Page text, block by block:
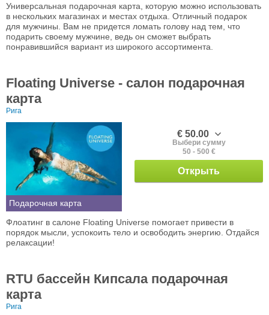
Универсальная подарочная карта, которую можно использовать
в нескольких магазинах и местах отдыха. Отличный подарок
для мужчины. Вам не придется ломать голову над тем, что
подарить своему мужчине, ведь он сможет выбрать
понравившийся вариант из широкого ассортимента.
Floating Universe - салон подарочная
карта
Рига
Подарочная карта
€ 50.00
Выбери сумму
50 - 500 €
Открыть
Флоатинг в салоне Floating Universe помогает привести в
порядок мысли, успокоить тело и освободить энергию. Отдайся
релаксации!
RTU бассейн Кипсала подарочная
карта
Рига